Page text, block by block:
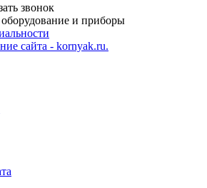
звонок
и приборы
сайта - kornyak.ru.